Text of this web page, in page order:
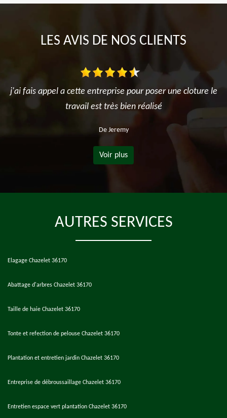
LES AVIS DE NOS CLIENTS
j'ai fais appel a cette entreprise pour poser une cloture le
travail est très bien réalisé
De Jeremy
Voir plus
AUTRES SERVICES
Elagage Chazelet 36170
Abattage d'arbres Chazelet 36170
Taille de haie Chazelet 36170
Tonte et refection de pelouse Chazelet 36170
Plantation et entretien jardin Chazelet 36170
Entreprise de débroussaillage Chazelet 36170
Entretien espace vert plantation Chazelet 36170